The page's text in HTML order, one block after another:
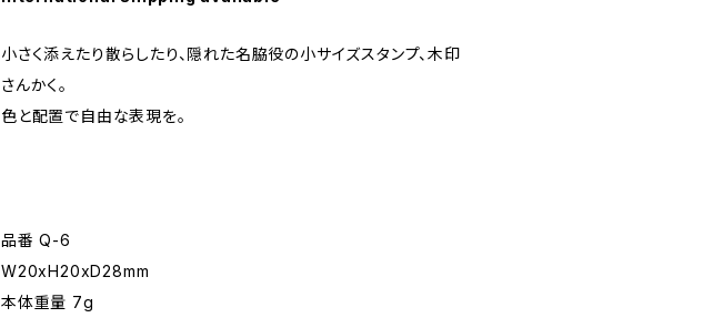
小さく添えたり散らしたり、隠れた名脇役の小サイズスタンプ、木印
さんかく。
色と配置で自由な表現を。
品番 Q-6
W20xH20xD28mm
本体重量 7g